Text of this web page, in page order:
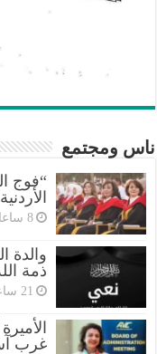
ناس ومجتمع
“فوج
الأردنية
‏8 ساعات مضت
والدة
ذمة
غرب